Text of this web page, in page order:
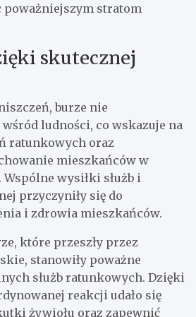
poważniejszym stratom
skutecznej
burze nie
ludności, co wskazuje na
ratunkowych oraz
mieszkańców w
wysiłki służb i
przyczyniły się do
i zdrowia mieszkańców.
które przeszły przez
stanowiły poważne
służb ratunkowych. Dzięki
reakcji udało się
żywiołu oraz zapewnić